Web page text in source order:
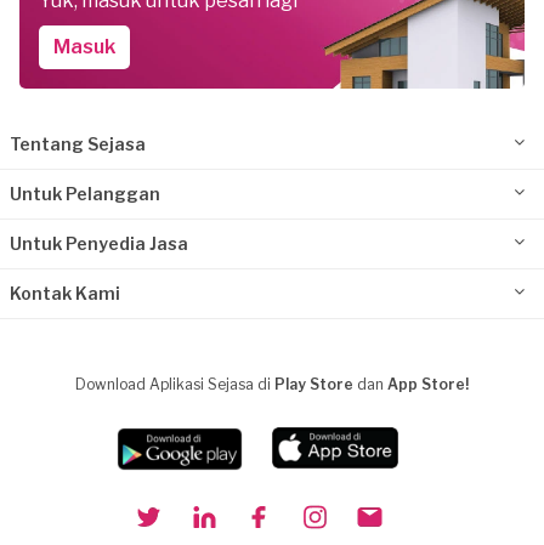
Masuk
Tentang Sejasa
Untuk Pelanggan
Untuk Penyedia Jasa
Kontak Kami
Download Aplikasi Sejasa di Play Store dan App Store!